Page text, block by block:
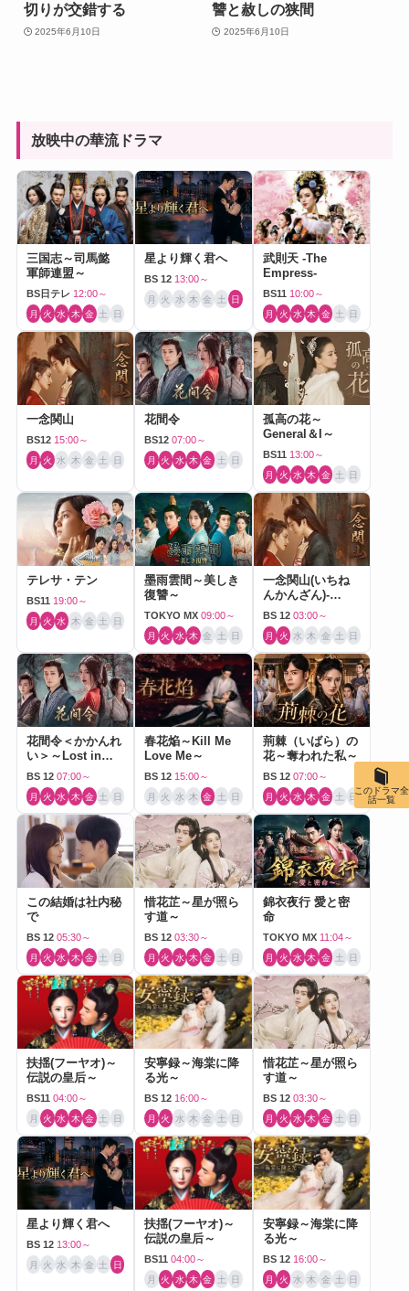
切りが交錯する
2025年6月10日
讐と赦しの狭間
2025年6月10日
放映中の華流ドラマ
三国志～司馬懿
軍師連盟～
BS日テレ 12:00～
月 火 水 木 金 土 日
星より輝く君へ
BS 12 13:00～
月 火 水 木 金 土 日
武則天 -The
Empress-
BS11 10:00～
月 火 水 木 金 土 日
一念関山
BS12 15:00～
月 火 水 木 金 土 日
花間令
BS12 07:00～
月 火 水 木 金 土 日
孤高の花～
General＆I～
BS11 13:00～
月 火 水 木 金 土 日
テレサ・テン
BS11 19:00～
月 火 水 木 金 土 日
墨雨雲間～美しき
復讐～
TOKYO MX 09:00～
月 火 水 木 金 土 日
一念関山(いちね
んかんざん)-
Journey to Love-
BS 12 03:00～
月 火 水 木 金 土 日
花間令＜かかんれ
い＞～Lost in
Love～
BS 12 07:00～
月 火 水 木 金 土 日
春花焔～Kill Me
Love Me～
BS 12 15:00～
月 火 水 木 金 土 日
荊棘（いばら）の
花～奪われた私～
BS 12 07:00～
月 火 水 木 金 土 日
この結婚は社内秘
で
BS 12 05:30～
月 火 水 木 金 土 日
惜花芷～星が照ら
す道～
BS 12 03:30～
月 火 水 木 金 土 日
錦衣夜行 愛と密
命
TOKYO MX 11:04～
月 火 水 木 金 土 日
扶揺(フーヤオ)～
伝説の皇后～
BS11 04:00～
月 火 水 木 金 土 日
安寧録～海棠に降
る光～
BS 12 16:00～
月 火 水 木 金 土 日
惜花芷～星が照ら
す道～
BS 12 03:30～
月 火 水 木 金 土 日
星より輝く君へ
BS 12 13:00～
月 火 水 木 金 土 日
扶揺(フーヤオ)～
伝説の皇后～
BS11 04:00～
月 火 水 木 金 土 日
安寧録～海棠に降
る光～
BS 12 16:00～
月 火 水 木 金 土 日
このドラマ全
話一覧